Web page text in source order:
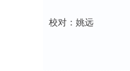
校对：姚远